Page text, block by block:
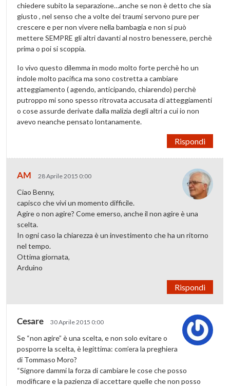
chiedere subito la separazione…anche se non è detto che sia
giusto , nel senso che a volte dei traumi servono pure per
crescere e per non vivere nella bambagia e non si può
mettere SEMPRE gli altri davanti al nostro benessere, perchè
prima o poi si scoppia.
Io vivo questo dilemma in modo molto forte perchè ho un
indole molto pacifica ma sono costretta a cambiare
atteggiamento ( agendo, anticipando, chiarendo) perchè
putroppo mi sono spesso ritrovata accusata di atteggiamenti
o cose assurde derivate dalla malizia degli altri a cui io non
avevo neanche pensato lontanamente.
Rispondi
AM 28 Aprile 2015 0:00
Ciao Benny,
capisco che vivi un momento difficile.
Agire o non agire? Come emerso, anche il non agire è una
scelta.
In ogni caso la chiarezza è un investimento che ha un ritorno
nel tempo.
Ottima giornata,
Arduino
Rispondi
Cesare 30 Aprile 2015 0:00
Se “non agire” è una scelta, e non solo evitare o
posporre la scelta, è legittima: com’era la preghiera
di Tommaso Moro?
“Signore dammi la forza di cambiare le cose che posso
modificare e la pazienza di accettare quelle che non posso